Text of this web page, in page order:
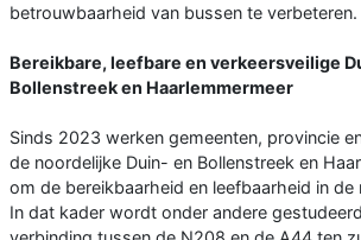
betrouwbaarheid van bussen te verbeteren.
Bereikbare, leefbare en verkeersveilige
Bollenstreek en Haarlemmermeer
Sinds 2023 werken gemeenten, provincie
de noordelijke Duin- en Bollenstreek en
om de bereikbaarheid en leefbaarheid in de
In dat kader wordt onder andere